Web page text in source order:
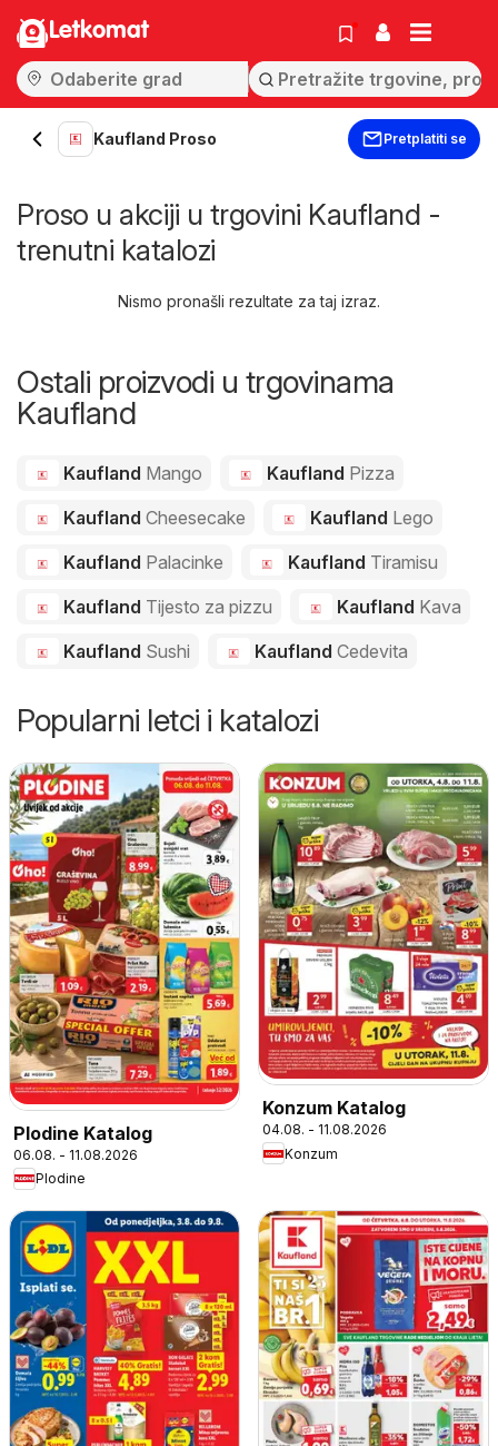
Letkomat
Kaufland Proso Pretplatiti se
Proso u akciji u trgovini Kaufland -
trenutni katalozi
Nismo pronašli rezultate za taj izraz.
Ostali proizvodi u trgovinama
Kaufland
Kaufland Mango Kaufland Pizza
Kaufland Cheesecake Kaufland Lego
Kaufland Palacinke Kaufland Tiramisu
Kaufland Tijesto za pizzu Kaufland Kava
Kaufland Sushi Kaufland Cedevita
Popularni letci i katalozi
Plodine Katalog
06.08. - 11.08.2026
Plodine
Konzum Katalog
04.08. - 11.08.2026
Konzum